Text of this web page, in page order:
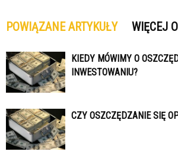
POWIĄZANE ARTYKUŁY WIĘCEJ
KIEDY MÓWIMY O
INWESTOWANIU?
CZY OSZCZĘDZANIE SIĘ